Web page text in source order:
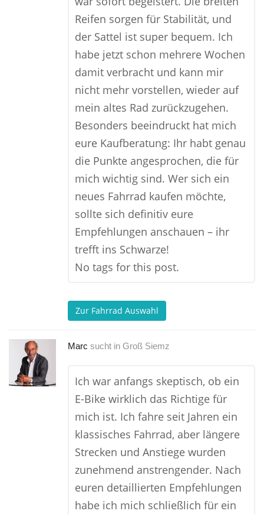
Reifen sorgen für Stabilität, und
der Sattel ist super bequem. Ich
habe jetzt schon mehrere Wochen
damit verbracht und kann mir
nicht mehr vorstellen, wieder auf
mein altes Rad zurückzugehen.
Besonders beeindruckt hat mich
eure Kaufberatung: Ihr habt genau
die Punkte angesprochen, die für
mich wichtig sind. Wer sich ein
neues Fahrrad kaufen möchte,
sollte sich definitiv eure
Empfehlungen anschauen – ihr
trefft ins Schwarze!
No tags for this post.
Zur Fahrrad Auswahl
Marc sucht in Groß Siemz
Ich war anfangs skeptisch, ob ein
E-Bike wirklich das Richtige für
mich ist. Ich fahre seit Jahren ein
klassisches Fahrrad, aber längere
Strecken und Anstiege wurden
zunehmend anstrengender. Nach
euren detaillierten Empfehlungen
habe ich mich schließlich für ein